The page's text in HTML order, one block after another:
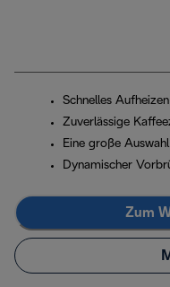
Schnelles Aufheizen
Zuverlässige
Eine große
Dynamischer
Zum